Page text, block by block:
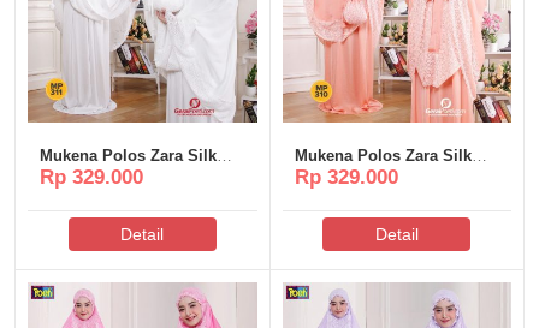
Mukena Polos Zara Silk
Poeti – MP311
Rp 329.000
Detail
Mukena Polos Zara Silk
Poeti – MP310
Rp 329.000
Detail